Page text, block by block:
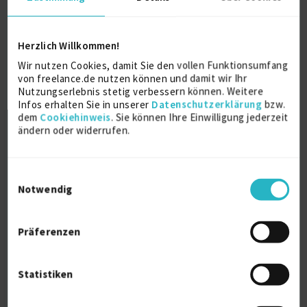
Herzlich Willkommen!
Wir nutzen Cookies, damit Sie den vollen Funktionsumfang
von freelance.de nutzen können und damit wir Ihr
Nutzungserlebnis stetig verbessern können. Weitere
Infos erhalten Sie in unserer Datenschutzerklärung bzw.
dem Cookiehinweis. Sie können Ihre Einwilligung jederzeit
ändern oder widerrufen.
Notwendig
Präferenzen
Statistiken
SAP Berechtigung / User Verwaltung
Verfügbarkeit einsehen
auf Anfrage